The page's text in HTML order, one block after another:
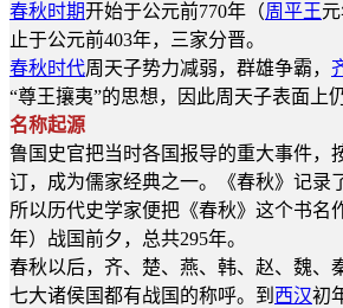
春秋时期开始于公元前770年（周平王元
止于公元前403年，三家分晋。
春秋时代周天子势力减弱，群雄争霸，
“尊王攘夷”的思想，因此周天子表面上
名称起源
鲁国史官把当时各国报导的重大事件，
订，成为儒家经典之一。《春秋》记录
所以历代史学家便把《春秋》这个书名
年）战国前夕，总共295年。
春秋以后，齐、楚、燕、韩、赵、魏、
七大诸侯国都有战国的称呼。到 西汉初